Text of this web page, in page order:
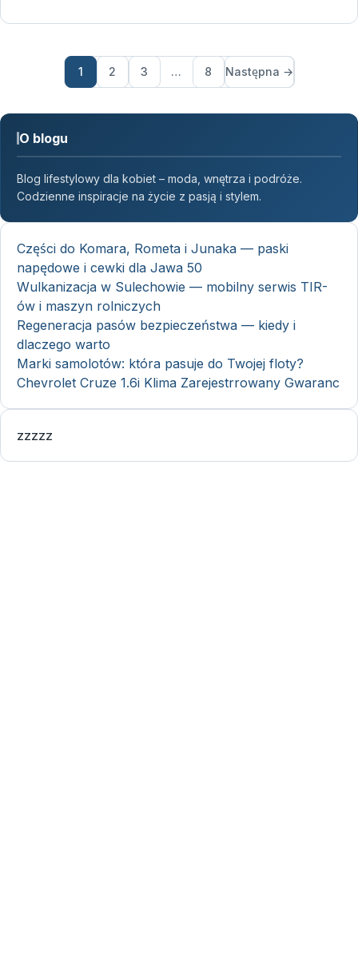
1 2 3 … 8 Następna →
O blogu
Blog lifestylowy dla kobiet – moda, wnętrza i podróże.
Codzienne inspiracje na życie z pasją i stylem.
Części do Komara, Rometa i Junaka — paski
napędowe i cewki dla Jawa 50
Wulkanizacja w Sulechowie — mobilny serwis TIR-
ów i maszyn rolniczych
Regeneracja pasów bezpieczeństwa — kiedy i
dlaczego warto
Marki samolotów: która pasuje do Twojej floty?
Chevrolet Cruze 1.6i Klima Zarejestrrowany Gwaranc
zzzzz